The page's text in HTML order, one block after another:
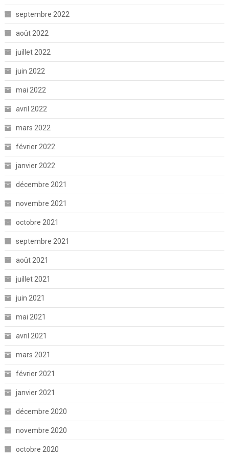
septembre 2022
août 2022
juillet 2022
juin 2022
mai 2022
avril 2022
mars 2022
février 2022
janvier 2022
décembre 2021
novembre 2021
octobre 2021
septembre 2021
août 2021
juillet 2021
juin 2021
mai 2021
avril 2021
mars 2021
février 2021
janvier 2021
décembre 2020
novembre 2020
octobre 2020